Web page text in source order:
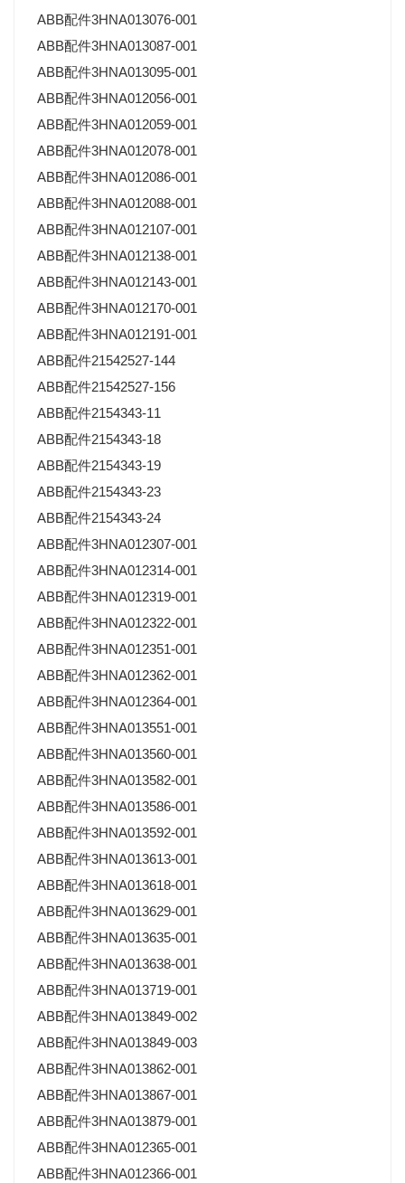
ABB配件3HNA013076-001
ABB配件3HNA013087-001
ABB配件3HNA013095-001
ABB配件3HNA012056-001
ABB配件3HNA012059-001
ABB配件3HNA012078-001
ABB配件3HNA012086-001
ABB配件3HNA012088-001
ABB配件3HNA012107-001
ABB配件3HNA012138-001
ABB配件3HNA012143-001
ABB配件3HNA012170-001
ABB配件3HNA012191-001
ABB配件21542527-144
ABB配件21542527-156
ABB配件2154343-11
ABB配件2154343-18
ABB配件2154343-19
ABB配件2154343-23
ABB配件2154343-24
ABB配件3HNA012307-001
ABB配件3HNA012314-001
ABB配件3HNA012319-001
ABB配件3HNA012322-001
ABB配件3HNA012351-001
ABB配件3HNA012362-001
ABB配件3HNA012364-001
ABB配件3HNA013551-001
ABB配件3HNA013560-001
ABB配件3HNA013582-001
ABB配件3HNA013586-001
ABB配件3HNA013592-001
ABB配件3HNA013613-001
ABB配件3HNA013618-001
ABB配件3HNA013629-001
ABB配件3HNA013635-001
ABB配件3HNA013638-001
ABB配件3HNA013719-001
ABB配件3HNA013849-002
ABB配件3HNA013849-003
ABB配件3HNA013862-001
ABB配件3HNA013867-001
ABB配件3HNA013879-001
ABB配件3HNA012365-001
ABB配件3HNA012366-001